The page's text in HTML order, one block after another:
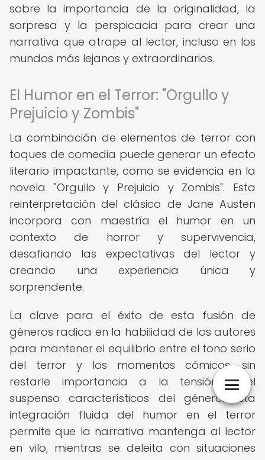
sobre la importancia de la originalidad, la
sorpresa y la perspicacia para crear una
narrativa que atrape al lector, incluso en los
mundos más lejanos y extraordinarios.
El Humor en el Terror: "Orgullo y
Prejuicio y Zombis"
La combinación de elementos de terror con
toques de comedia puede generar un efecto
literario impactante, como se evidencia en la
novela "Orgullo y Prejuicio y Zombis". Esta
reinterpretación del clásico de Jane Austen
incorpora con maestría el humor en un
contexto de horror y supervivencia,
desafiando las expectativas del lector y
creando una experiencia única y
sorprendente.
La clave para el éxito de esta fusión de
géneros radica en la habilidad de los autores
para mantener el equilibrio entre el tono serio
del terror y los momentos cómicos, sin
restarle importancia a la tensión y el
suspenso característicos del género. Esta
integración fluida del humor en el terror
permite que la narrativa mantenga al lector
en vilo, mientras se deleita con situaciones